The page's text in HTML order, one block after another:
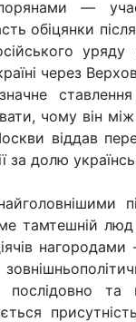
—
обіцянки
через
чому він
віддав
за долю
тамтешній
та